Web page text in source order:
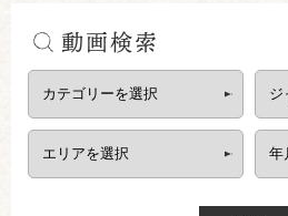
動画検索